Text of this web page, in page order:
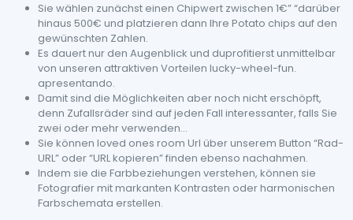
Sie wählen zunächst einen Chipwert zwischen 1€” “darüber
hinaus 500€ und platzieren dann Ihre Potato chips auf den
gewünschten Zahlen.
Es dauert nur den Augenblick und duprofitierst unmittelbar
von unseren attraktiven Vorteilen lucky-wheel-fun.
apresentando.
Damit sind die Möglichkeiten aber noch nicht erschöpft,
denn Zufallsräder sind auf jeden Fall interessanter, falls Sie
zwei oder mehr verwenden…
Sie können loved ones room Url über unserem Button “Rad-
URL” oder “URL kopieren” finden ebenso nachahmen.
Indem sie die Farbbeziehungen verstehen, können sie
Fotografier mit markanten Kontrasten oder harmonischen
Farbschemata erstellen.